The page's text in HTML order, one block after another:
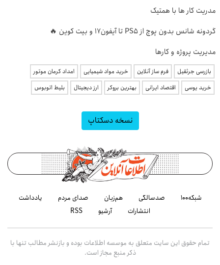
مدریت کار ها با همتیک
گردونه شانس بدون پوچ از PS5 تا آیفون17 و بیت کوین 🔥
مدیریت پروژه و کارها
بازرسی جرثقیل فرم ساز آنلاین خرید مواد شیمیایی
امداد کرمان موتور
خرید یوسی
اقتصاد ایرانی بهترین بروکر ارز دیجیتال بلیط اتوبوس
نسخه دسکتاپ
شبکه۱۰۰ صدسالگی هم‌زبان صدای مردم
یادداشت
انتشارات
آرشیو RSS
تمام حقوق این سایت متعلق به موسسه اطلاعات بوده و بازنشر مطالب تنها با
ذکر منبع مجاز است.